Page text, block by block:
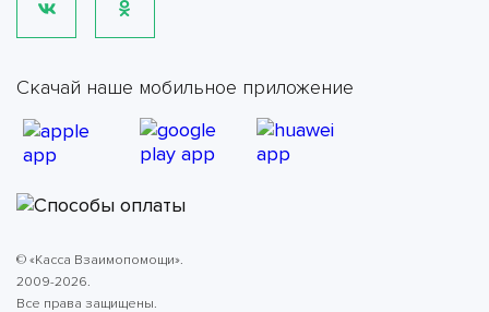
Скачай наше мобильное приложение
© «Касса Взаимопомощи».
2009-2026.
Все права защищены.